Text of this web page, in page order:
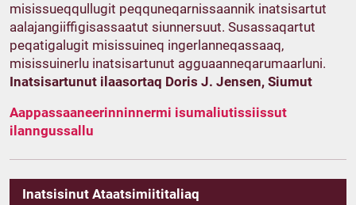
misissueqqullugit peqquneqarnissaannik inatsisartut
aalajangiiffigisassaatut siunnersuut. Susassaqartut
peqatigalugit misissuineq ingerlanneqassaaq,
misissuinerlu inatsisartunut agguaanneqarumaarluni.
Inatsisartunut ilaasortaq Doris J. Jensen, Siumut
Aappassaaneerinninnermi isumaliutissiissut
ilanngussallu
Inatsisinut Ataatsimiititaliaq